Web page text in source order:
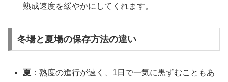
熟成速度を緩やかにしてくれます。
冬場と夏場の保存方法の違い
夏 ：熟度の進行が速く、1日で一気に黒ずむこともあ